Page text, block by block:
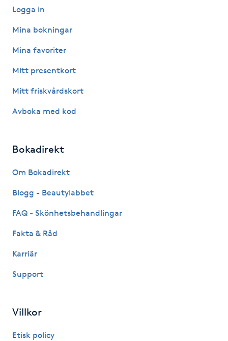
Fransfärgning
Fransförlängning
Fransförlängning Megavolym
Fransförlängning Volym
Fransrengöring
Friskvård
Friskvårdsmassage
Logga in
Mina bokningar
Mina favoriter
Mitt presentkort
Mitt friskvårdskort
Avboka med kod
Bokadirekt
Om Bokadirekt
Blogg - Beautylabbet
FAQ - Skönhetsbehandlingar
Fakta & Råd
Karriär
Support
Villkor
Etisk policy